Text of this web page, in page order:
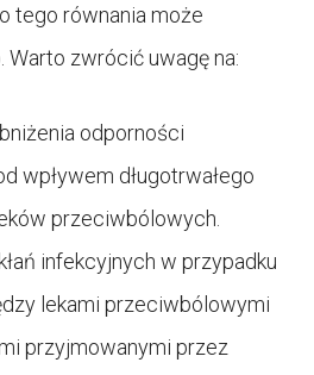
tego równania może
Warto zwrócić uwagę na:
odporności
wpływem długotrwałego
przeciwbólowych.
infekcyjnych w przypadku
lekami przeciwbólowymi
przyjmowanymi przez